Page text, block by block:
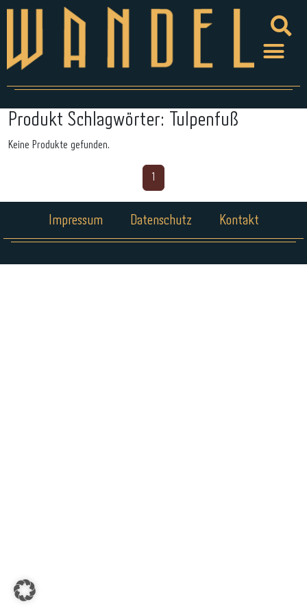
Produkt Schlagwörter: Tulpenfuß
Keine Produkte gefunden.
Impressum Datenschutz Kontakt